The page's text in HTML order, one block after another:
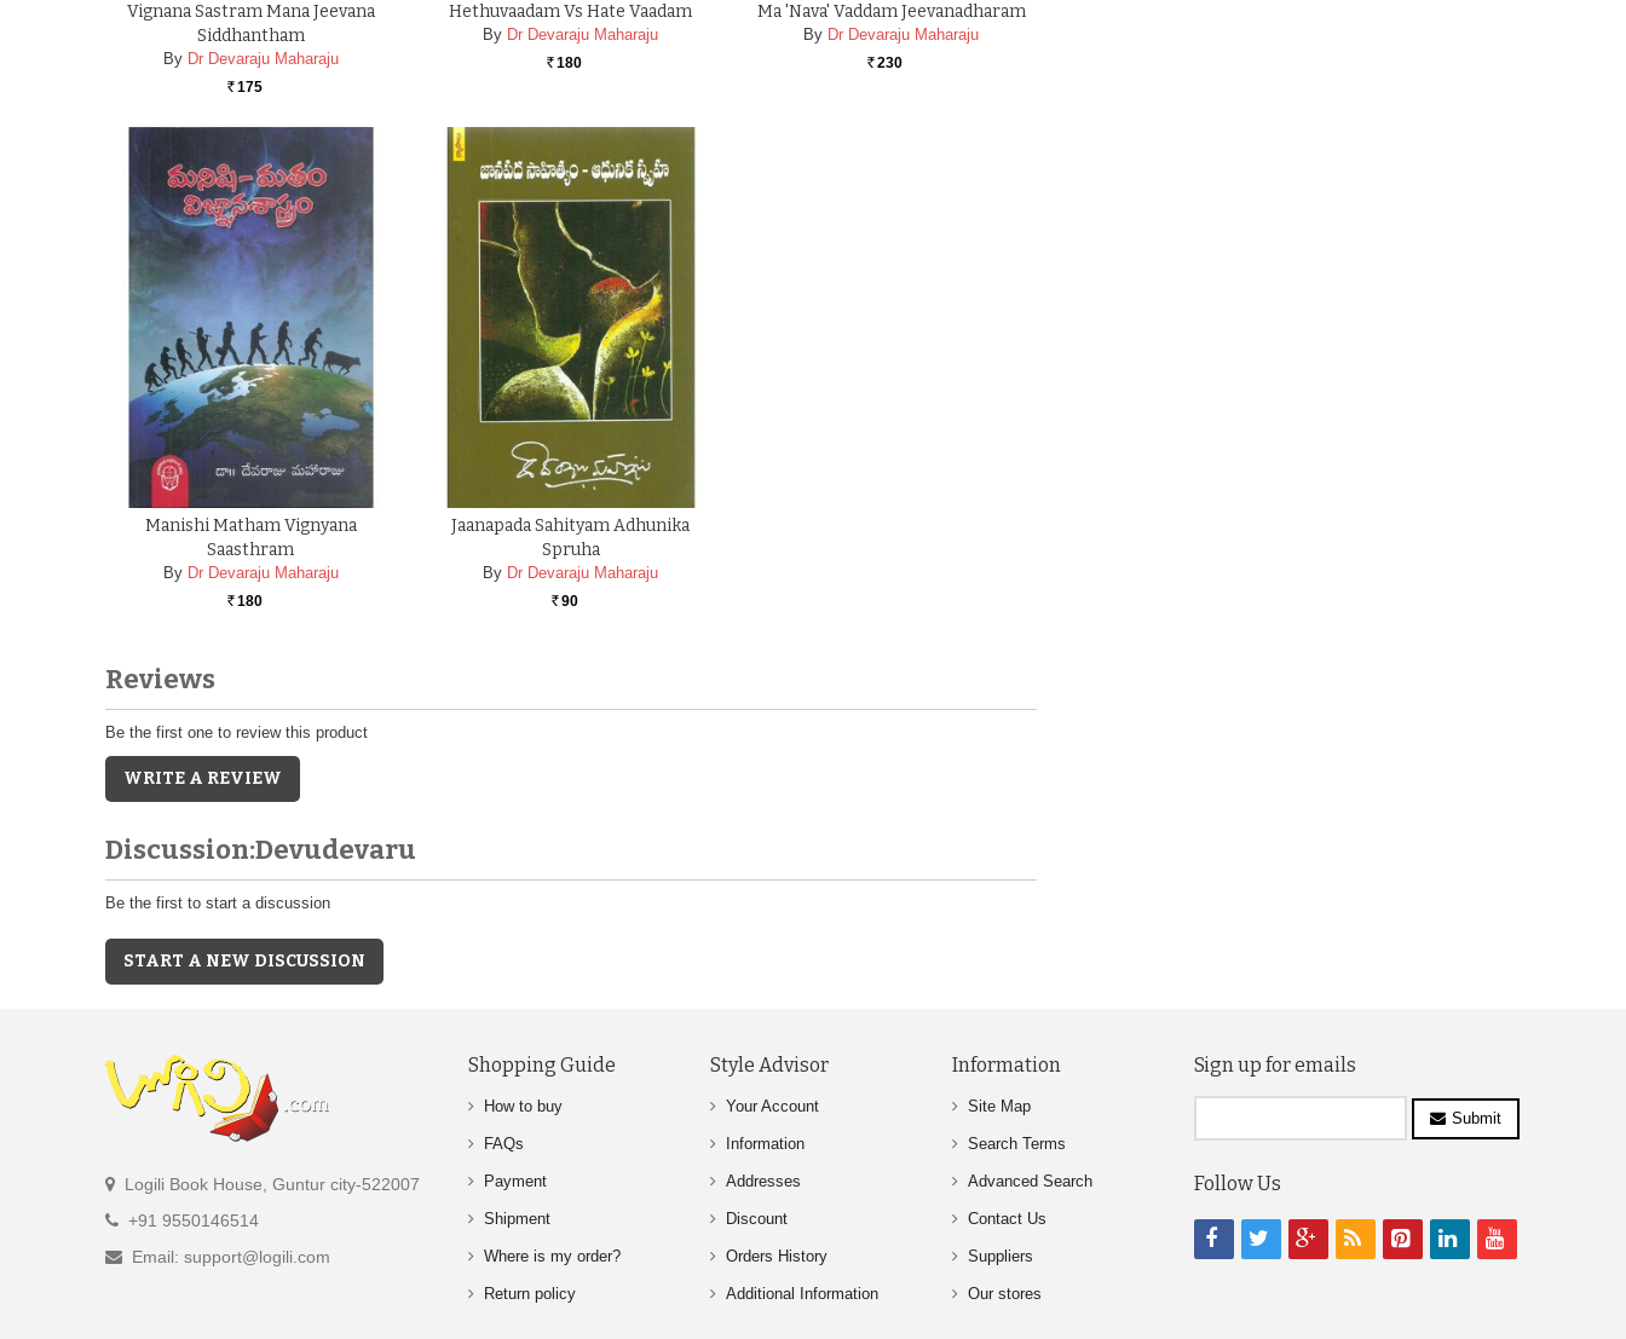
Vignana Sastram Mana Jeevana
Siddhantham
By Dr Devaraju Maharaju
Rs. 175
Hethuvaadam Vs Hate Vaadam
By Dr Devaraju Maharaju
Rs. 180
Ma 'nava' Vaddam Jeevanadharam
By Dr Devaraju Maharaju
Rs. 230
Manishi Matham Vignyana
Saasthram
By Dr Devaraju Maharaju
Rs. 180
Jaanapada Sahityam Adhunika
Spruha
By Dr Devaraju Maharaju
Rs. 90
Reviews
Be the first one to review this product
WRITE A REVIEW
Discussion:Devudevaru
Be the first to start a discussion
START A NEW DISCUSSION
Logili Book House, Guntur city-522007
+91 9550146514
Email: support@logili.com
Shopping Guide
How to buy
FAQs
Payment
Shipment
Where is my order?
Return policy
Style Advisor
Your Account
Information
Addresses
Discount
Orders History
Additional Information
Information
Site Map
Search Terms
Advanced Search
Contact Us
Suppliers
Our stores
Sign up for emails
Submit
Follow Us